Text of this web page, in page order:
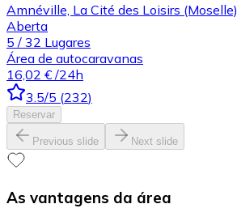
Amnéville, La Cité des Loisirs (Moselle)
Aberta
5 / 32 Lugares
Área de autocaravanas
16,02 € /24h
3.5/5 (232)
Reservar
Previous slide Next slide
As vantagens da área